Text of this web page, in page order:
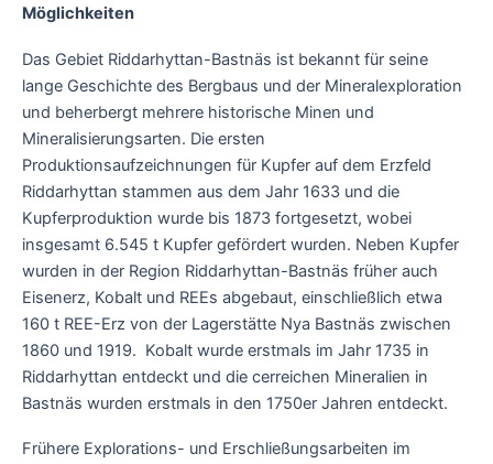
Möglichkeiten
Das Gebiet Riddarhyttan-Bastnäs ist bekannt für seine
lange Geschichte des Bergbaus und der Mineralexploration
und beherbergt mehrere historische Minen und
Mineralisierungsarten. Die ersten
Produktionsaufzeichnungen für Kupfer auf dem Erzfeld
Riddarhyttan stammen aus dem Jahr 1633 und die
Kupferproduktion wurde bis 1873 fortgesetzt, wobei
insgesamt 6.545 t Kupfer gefördert wurden. Neben Kupfer
wurden in der Region Riddarhyttan-Bastnäs früher auch
Eisenerz, Kobalt und REEs abgebaut, einschließlich etwa
160 t REE-Erz von der Lagerstätte Nya Bastnäs zwischen
1860 und 1919. Kobalt wurde erstmals im Jahr 1735 in
Riddarhyttan entdeckt und die cerreichen Mineralien in
Bastnäs wurden erstmals in den 1750er Jahren entdeckt.
Frühere Explorations- und Erschließungsarbeiten im